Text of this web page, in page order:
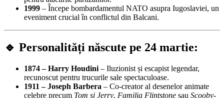
1999 – Începe bombardamentul NATO asupra Iugoslaviei, un
eveniment crucial în conflictul din Balcani.
🔹 Personalități născute pe 24 martie:
1874 – Harry Houdini – Iluzionist și escapist legendar,
recunoscut pentru trucurile sale spectaculoase.
1911 – Joseph Barbera – Co-creator al desenelor animate
celebre precum Tom și Jerry, Familia Flintstone sau Scooby-